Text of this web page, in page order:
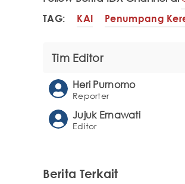
TAG: KAI Penumpang
Tim Editor
Heri Purnomo
Reporter
Jujuk Ernawati
Editor
Berita Terkait